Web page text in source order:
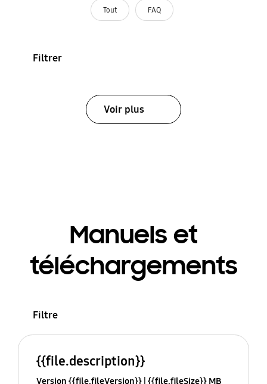
Tout FAQ
Filtrer
Voir plus
Manuels et
téléchargements
Filtre
{{file.description}}
Version {{file.fileVersion}} {{file.fileSize}} MB